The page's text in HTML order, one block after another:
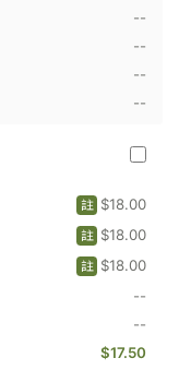
牛
240
--
--
--
--
桂
Quaker
-
即
燕
片
米
$18.00
註
$18.00
註
$18.00
註
--
--
$17.50